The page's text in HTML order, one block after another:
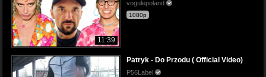
11:39
vogulepoland
1080p
Patryk - Do Przodu ( Official Video)
P56Label